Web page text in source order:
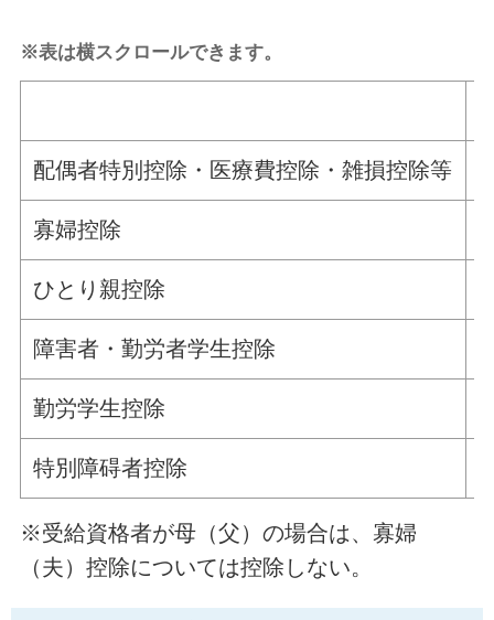
※表は横スクロールできます。
配偶者特別控除・医療費控除・雑損控除等
寡婦控除
ひとり親控除
障害者・勤労者学生控除
勤労学生控除
特別障碍者控除
※受給資格者が母（父）の場合は、寡婦
（夫）控除については控除しない。